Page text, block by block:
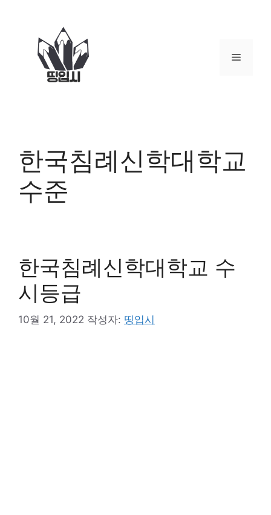
메
한국침례신학대학교
수준
한국침례신학대학교 수
시등급
10월 21, 2022 작성자: 띵입시